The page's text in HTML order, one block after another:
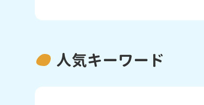
人気キーワード